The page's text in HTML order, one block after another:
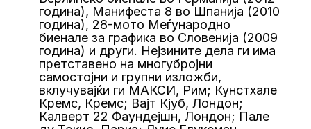
година), Манифеста 8 во Шпанија (2010
година), 28-мото Меѓународно
биенале за графика во Словенија (2009
година) и други. Нејзините дела ги има
претставено на многубројни
самостојни и групни изложби,
вклучувајќи ги МАКСИ, Рим; Кунстхале
Кремс, Кремс; Вајт Кјуб, Лондон;
Калверт 22 Фаундејшн, Лондон; Пале